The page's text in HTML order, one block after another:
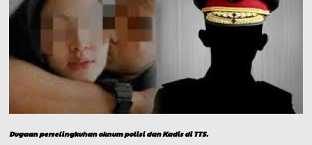
Dugaan perselingkuhan oknum polisi dan Kadis di TTS.